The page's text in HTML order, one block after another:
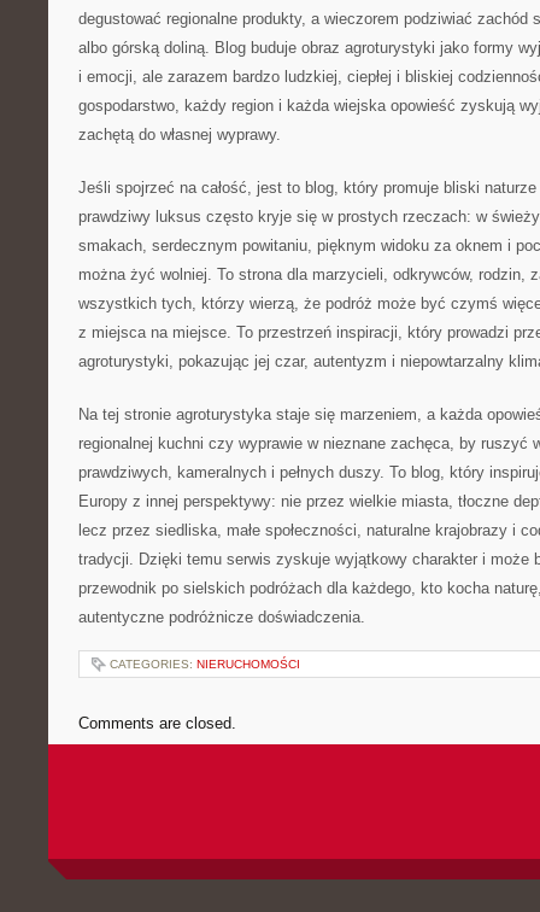
degustować regionalne produkty, a wieczorem podziwiać zachód
albo górską doliną. Blog buduje obraz agroturystyki jako formy
i emocji, ale zarazem bardzo ludzkiej, ciepłej i bliskiej
gospodarstwo, każdy region i każda wiejska opowieść zyskują
zachętą do własnej wyprawy.
Jeśli spojrzeć na całość, jest to blog, który promuje bliski
prawdziwy luksus często kryje się w prostych rzeczach: w
smakach, serdecznym powitaniu, pięknym widoku za oknem i
można żyć wolniej. To strona dla marzycieli, odkrywców, rodzin,
wszystkich tych, którzy wierzą, że podróż może być czymś
z miejsca na miejsce. To przestrzeń inspiracji, który prowadzi
agroturystyki, pokazując jej czar, autentyzm i niepowtarzalny
Na tej stronie agroturystyka staje się marzeniem, a każda
regionalnej kuchni czy wyprawie w nieznane zachęca, by ruszyć
prawdziwych, kameralnych i pełnych duszy. To blog, który
Europy z innej perspektywy: nie przez wielkie miasta, tłoczne
lecz przez siedliska, małe społeczności, naturalne krajobrazy i
tradycji. Dzięki temu serwis zyskuje wyjątkowy charakter i może
przewodnik po sielskich podróżach dla każdego, kto kocha
autentyczne podróżnicze doświadczenia.
CATEGORIES: NIERUCHOMOŚCI
Comments are closed.